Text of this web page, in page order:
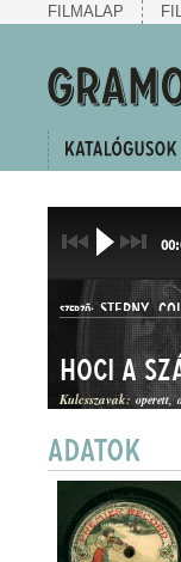
FILMALAP
SZERZŐ: STERNY,
POLKA
Hoci a
Kulcsszavak: operett